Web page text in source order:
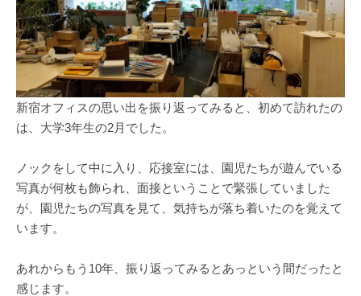
新宿オフィスの思い出を振り返ってみると、初めて訪れたの
は、大学3年生の2月でした。
ノックをして中に入り、応接室には、園児たちが遊んでいる
写真が何枚も飾られ、面接ということで緊張していました
が、園児たちの写真を見て、気持ちが落ち着いたのを覚えて
います。
あれからもう10年、振り返ってみるとあっという間だったと
感じます。